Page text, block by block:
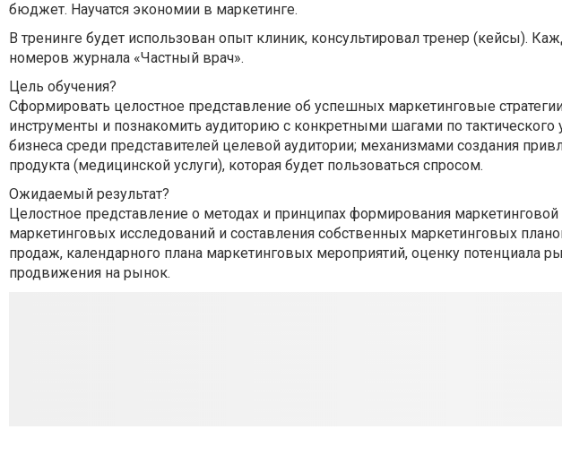
бюджет. Научатся экономии в маркетинге.
В тренинге будет использован опыт клиник, консультировал тренер (кейсы).
номеров журнала «Частный врач».
Цель обучения?
Сформировать целостное представление об успешных маркетинговые
инструменты и познакомить аудиторию с конкретными шагами по
бизнеса среди представителей целевой аудитории; механизмами создания
продукта (медицинской услуги), которая будет пользоваться спросом.
Ожидаемый результат?
Целостное представление о методах и принципах формирования
маркетинговых исследований и составления собственных маркетинговых
продаж, календарного плана маркетинговых мероприятий, оценку потенциала
продвижения на рынок.